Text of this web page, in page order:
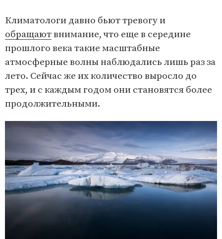
Климатологи давно бьют тревогу и
обращаютвнимание, что еще в середине
прошлого века такие масштабные
атмосферные волны наблюдались лишь раз за
лето. Сейчас же их количество выросло до
трех, и с каждым годом они становятся более
продолжительными.